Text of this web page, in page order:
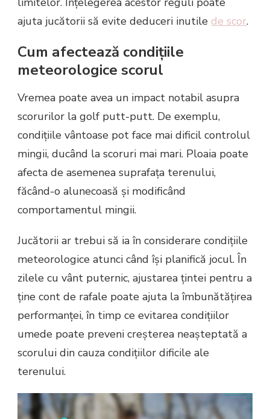
ajuta jucătorii să evite deduceri inutile de scor.
Cum afectează condițiile
meteorologice scorul
Vremea poate avea un impact notabil asupra
scorurilor la golf putt-putt. De exemplu,
condițiile vântoase pot face mai dificil controlul
mingii, ducând la scoruri mai mari. Ploaia poate
afecta de asemenea suprafața terenului,
făcând-o alunecoasă și modificând
comportamentul mingii.
Jucătorii ar trebui să ia în considerare condițiile
meteorologice atunci când își planifică jocul. În
zilele cu vânt puternic, ajustarea țintei pentru a
ține cont de rafale poate ajuta la îmbunătățirea
performanței, în timp ce evitarea condițiilor
umede poate preveni creșterea neașteptată a
scorului din cauza condițiilor dificile ale
terenului.